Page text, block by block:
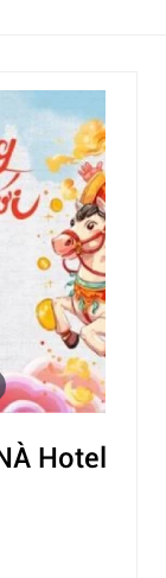
Hotel